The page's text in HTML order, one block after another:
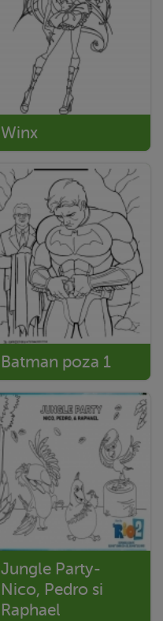
Winx
Batman poza 1
Jungle Party-
Nico, Pedro si
Raphael